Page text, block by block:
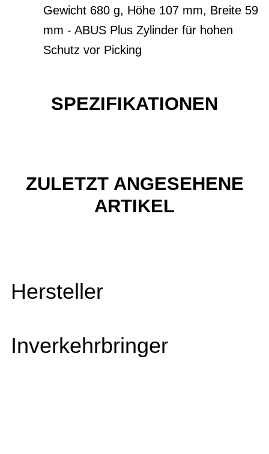
Gewicht 680 g, Höhe 107 mm, Breite 59
mm - ABUS Plus Zylinder für hohen
Schutz vor Picking
SPEZIFIKATIONEN
ZULETZT ANGESEHENE
ARTIKEL
Hersteller
Inverkehrbringer